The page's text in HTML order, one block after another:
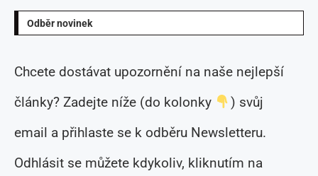
Odběr novinek
Chcete dostávat upozornění na naše nejlepší
články? Zadejte níže (do kolonky
) svůj
email a přihlaste se k odběru Newsletteru.
Odhlásit se můžete kdykoliv, kliknutím na